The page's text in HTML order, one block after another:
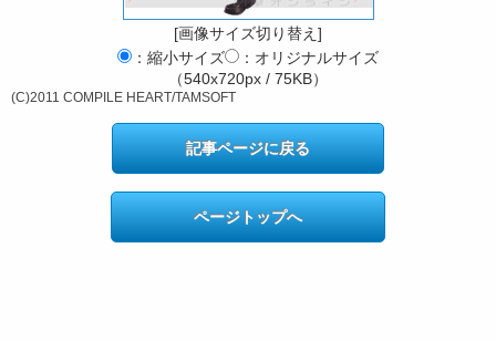
[画像サイズ切り替え]
：縮小サイズ
：オリジナルサイズ
（540x720px / 75KB）
(C)2011 COMPILE HEART/TAMSOFT
記事ページに戻る
ページトップへ